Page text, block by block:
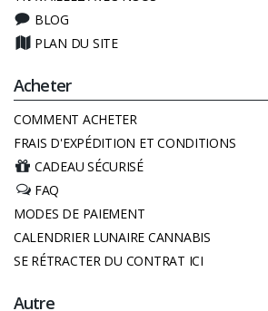
BLOG
PLAN DU SITE
Acheter
COMMENT ACHETER
FRAIS D'EXPÉDITION ET CONDITIONS
CADEAU SÉCURISÉ
FAQ
MODES DE PAIEMENT
CALENDRIER LUNAIRE CANNABIS
SE RÉTRACTER DU CONTRAT ICI
Autre